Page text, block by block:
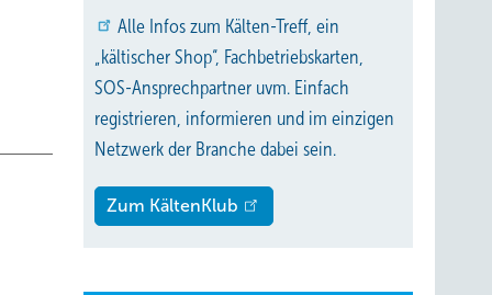
bei
Alle Infos zum Kälten-Treff, ein
„kältischer Shop“, Fachbetriebskarten,
SOS-Ansprechpartner uvm. Einfach
registrieren, informieren und im einzigen
Netzwerk der Branche dabei sein.
Zum KältenKlub